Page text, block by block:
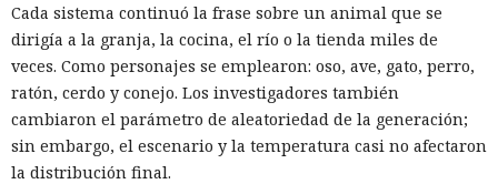
millones de sus clientes.
Tras la divulgación del incidente, Snowflake incorporó al
equipo de investigación la unidad Mandiant de Google, que
no detectó problemas en la seguridad de la propia
plataforma. Según Mandiant, los hackers utilizaron
credenciales aún vigentes que fueron robadas en 2020 y,
Cada sistema continuó la frase sobre un animal que se
dirigía a la granja, la cocina, el río o la tienda miles de
veces. Como personajes se emplearon: oso, ave, gato, perro,
ratón, cerdo y conejo. Los investigadores también
cambiaron el parámetro de aleatoriedad de la generación;
sin embargo, el escenario y la temperatura casi no afectaron
la distribución final.